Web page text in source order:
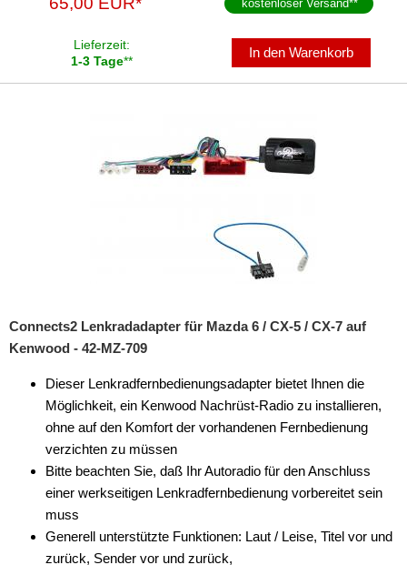
kostenloser Versand**
Lieferzeit:
1-3 Tage**
In den Warenkorb
Connects2 Lenkradadapter für Mazda 6 / CX-5 / CX-7 auf
Kenwood - 42-MZ-709
Dieser Lenkradfernbedienungsadapter bietet Ihnen die
Möglichkeit, ein Kenwood Nachrüst-Radio zu installieren,
ohne auf den Komfort der vorhandenen Fernbedienung
verzichten zu müssen
Bitte beachten Sie, daß Ihr Autoradio für den Anschluss
einer werkseitigen Lenkradfernbedienung vorbereitet sein
muss
Generell unterstützte Funktionen: Laut / Leise, Titel vor und
zurück, Sender vor und zurück,